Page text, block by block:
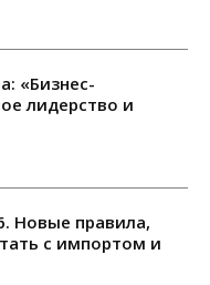
«Бизнес-
лидерство и
Новые правила,
с импортом и